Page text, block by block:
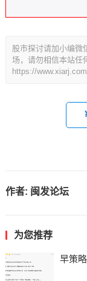
股市探讨请加小编微
场，请勿相信本站任
https://
作者: 闽发论坛
为您推荐
早策略